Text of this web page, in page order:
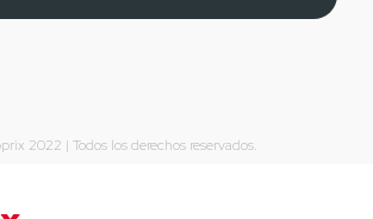
2022 | Todos los derechos reservados.